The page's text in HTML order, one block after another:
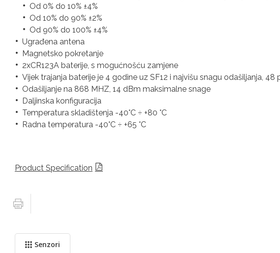
Od 0% do 10% ±4%
Od 10% do 90% ±2%
Od 90% do 100% ±4%
Ugrađena antena
Magnetsko pokretanje
2xCR123A baterije, s mogućnošću zamjene
Vijek trajanja baterije je 4 godine uz SF12 i najvišu snagu odašiljanja,
Odašiljanje na 868 MHZ, 14 dBm maksimalne snage
Daljinska konfiguracija
Temperatura skladištenja -40°C ÷ +80 °C
Radna temperatura -40°C ÷ +65 °C
Product Specification
Senzori